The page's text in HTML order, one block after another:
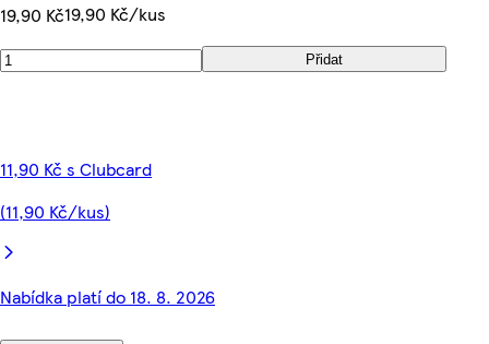
19,90 Kč19,90 Kč/kus
Přidat
11,90 Kč s Clubcard
(11,90 Kč/kus)
Nabídka platí do 18. 8. 2026